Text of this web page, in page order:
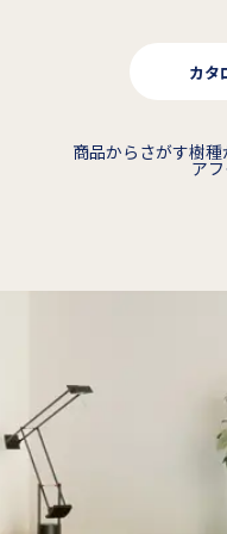
カタ
商品からさがす樹種
ア